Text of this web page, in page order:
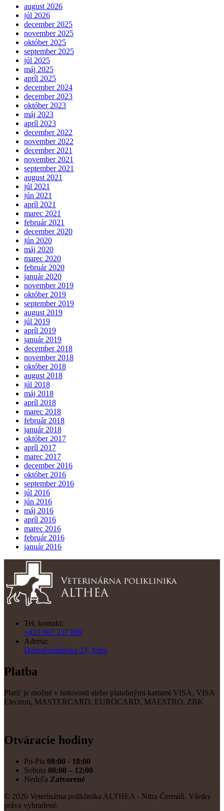
august 2026
júl 2026
december 2025
november 2025
október 2025
september 2025
júl 2025
máj 2025
apríl 2025
december 2024
december 2023
október 2023
máj 2023
apríl 2023
december 2022
november 2022
december 2021
november 2021
september 2021
august 2021
júl 2021
jún 2021
apríl 2021
marec 2021
február 2021
december 2020
jún 2020
máj 2020
marec 2020
február 2020
január 2020
november 2019
október 2019
september 2019
august 2019
júl 2019
apríl 2019
január 2019
december 2018
november 2018
október 2018
august 2018
júl 2018
máj 2018
apríl 2018
marec 2018
február 2018
január 2018
október 2017
apríl 2017
marec 2017
december 2016
október 2016
september 2016
júl 2016
jún 2016
máj 2016
apríl 2016
marec 2016
február 2016
január 2016
Tel. kontakt:
+421 907 237 889
Adresa:
Dolnočermánska 23, Nitra
Platba
Platiť je možné v hotovosti alebo platobnými kartami VISA, VISA
Electron, MASTERCARD, EUROCARD, MAESTRO, ZBK
Otváracie hodiny
Po-Pia 08:00 - 18:00
Sobota 08:00 – 12:00
Nedeľa Zatvorené
© 2026 Veterinárna poliklinika ALTHEA - Nitra Čermáň. Všetky
práva vyhradené.